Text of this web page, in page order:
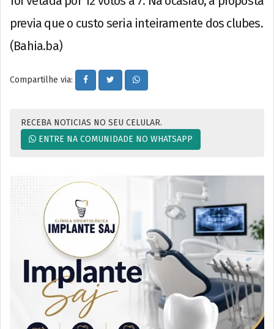
previa que o custo seria inteiramente dos clubes.
(Bahia.ba)
Compartilhe via:
RECEBA NOTICIAS NO SEU CELULAR.
ENTRE NA COMUNIDADE NO WHATSAPP